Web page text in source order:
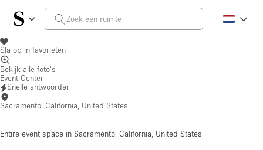
Sla op in favorieten
Bekijk alle foto's
Event Center
Snelle antwoorder
Sacramento, California, United States
Entire event space in Sacramento, California, United States
·